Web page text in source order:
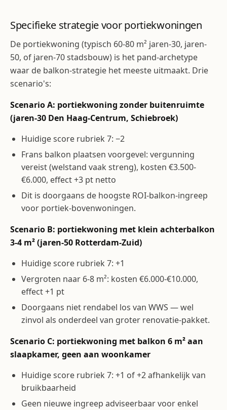
Specifieke strategie voor portiekwoningen
De portiekwoning (typisch 60-80 m² jaren-30, jaren-
50, of jaren-70 stadsbouw) is het pand-archetype
waar de balkon-strategie het meeste uitmaakt. Drie
scenario's:
Scenario A: portiekwoning zonder buitenruimte
(jaren-30 Den Haag-Centrum, Schiebroek)
Huidige score rubriek 7: −2
Frans balkon plaatsen voorgevel: vergunning
vereist (welstand vaak streng), kosten €3.500-
€6.000, effect +3 pt netto
Dit is doorgaans de hoogste ROI-balkon-ingreep
voor portiek-bovenwoningen.
Scenario B: portiekwoning met klein achterbalkon
3-4 m² (jaren-50 Rotterdam-Zuid)
Huidige score rubriek 7: +1
Vergroten naar 6-8 m²: kosten €6.000-€10.000,
effect +1 pt
Doorgaans niet rendabel los van WWS — wel
zinvol als onderdeel van groter renovatie-pakket.
Scenario C: portiekwoning met balkon 6 m² aan
slaapkamer, geen aan woonkamer
Huidige score rubriek 7: +1 of +2 afhankelijk van
bruikbaarheid
Geen nieuwe ingreep adviseerbaar voor enkel